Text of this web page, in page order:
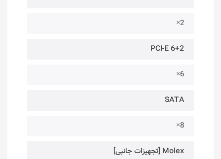
2×
PCI-E 6+2
6×
SATA
8×
Molex [تجهیزات جانبی]